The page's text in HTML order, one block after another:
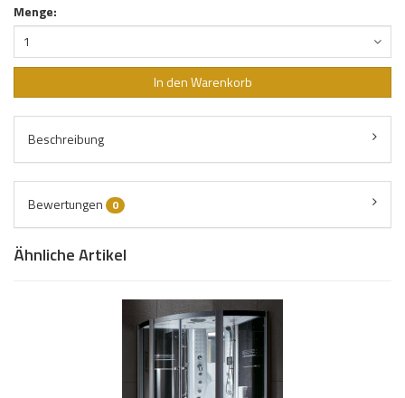
Menge:
1
In den Warenkorb
Beschreibung
Bewertungen 0
Ähnliche Artikel